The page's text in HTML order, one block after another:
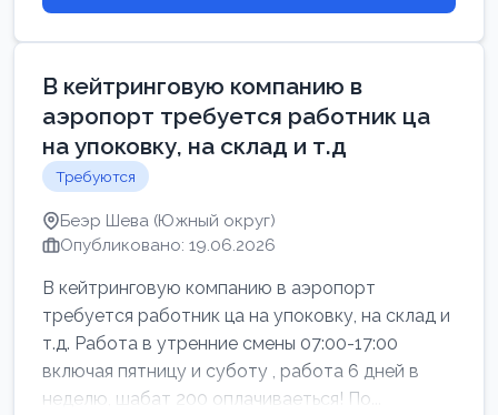
В кейтринговую компанию в
аэропорт требуется работник ца
на упоковку, на склад и т.д
Требуются
Беэр Шева (Южный округ)
Опубликовано: 19.06.2026
В кейтринговую компанию в аэропорт
требуется работник ца на упоковку, на склад и
т.д. Работа в утренние смены 07:00-17:00
включая пятницу и суботу , работа 6 дней в
неделю, шабат 200 оплачиваеться! По...